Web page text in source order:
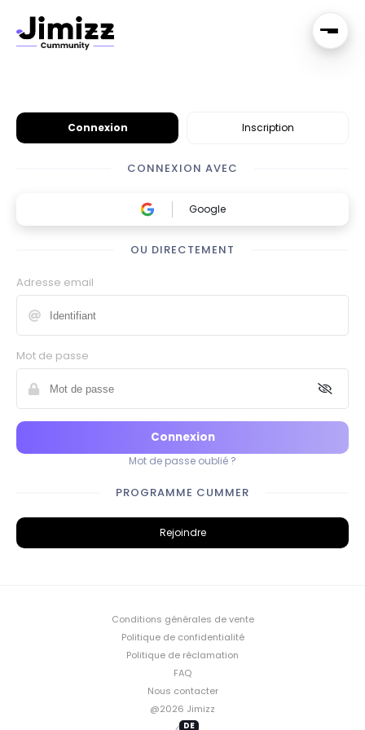
Connexion Inscription
CONNEXION AVEC
Google
OU DIRECTEMENT
Adresse email
Mot de passe
Connexion
Mot de passe oublié ?
PROGRAMME CUMMER
Rejoindre
Conditions générales de vente
Politique de confidentialité
Politique de réclamation
FAQ
Nous contacter
@2026 Jimizz